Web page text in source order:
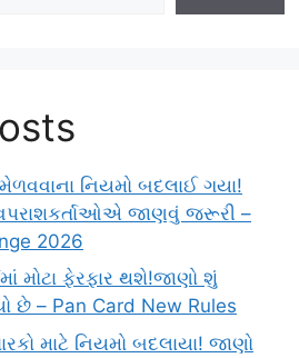
નિયમો બદલાઈ ગયા!
જાણવું જરૂરી –
2026
મોટા ફેરફાર થશે!જાણો શું
છે – Pan Card New Rules
માટે નિયમો બદલાયા! જાણો